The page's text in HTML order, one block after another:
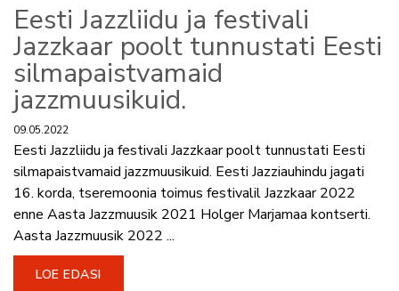
Eesti Jazzliidu ja festivali
Jazzkaar poolt tunnustati Eesti
silmapaistvamaid
jazzmuusikuid.
09.05.2022
Eesti Jazzliidu ja festivali Jazzkaar poolt tunnustati Eesti
silmapaistvamaid jazzmuusikuid. Eesti Jazziauhindu jagati
16. korda, tseremoonia toimus festivalil Jazzkaar 2022
enne Aasta Jazzmuusik 2021 Holger Marjamaa kontserti.
Aasta Jazzmuusik 2022 ...
LOE EDASI